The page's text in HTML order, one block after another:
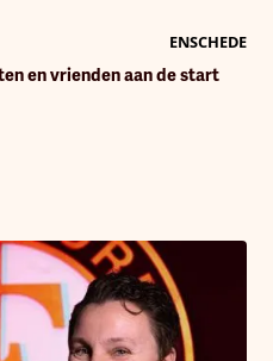
ENSCHEDE
en vrienden aan de start